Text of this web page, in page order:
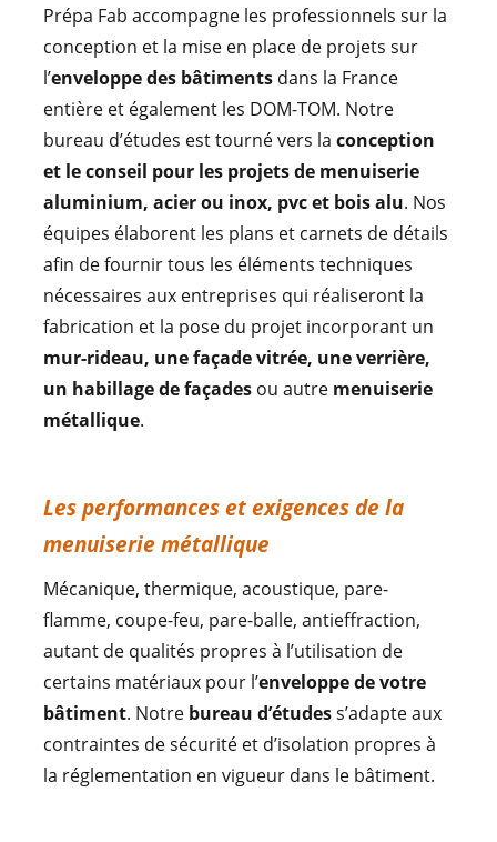
Prépa Fab accompagne les professionnels sur la
conception et la mise en place de projets sur
l’enveloppe des bâtiments dans la France
entière et également les DOM-TOM. Notre
bureau d’études est tourné vers la conception
et le conseil pour les projets de menuiserie
aluminium, acier ou inox, pvc et bois alu. Nos
équipes élaborent les plans et carnets de détails
afin de fournir tous les éléments techniques
nécessaires aux entreprises qui réaliseront la
fabrication et la pose du projet incorporant un
mur-rideau, une façade vitrée, une verrière,
un habillage de façadesou autre menuiserie
métallique.
Les performances et exigences de la
menuiserie métallique
Mécanique, thermique, acoustique, pare-
flamme, coupe-feu, pare-balle, antieffraction,
autant de qualités propres à l’utilisation de
certains matériaux pour l’enveloppe de votre
bâtiment. Notre bureau d’étudess’adapte aux
contraintes de sécurité et d’isolation propres à
la réglementation en vigueur dans le bâtiment.